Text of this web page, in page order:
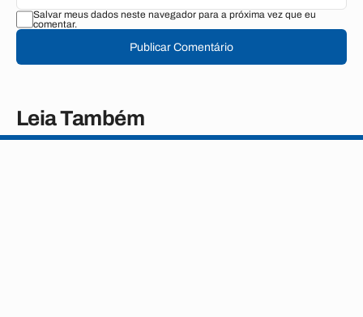
Salvar meus dados neste navegador para a próxima vez que eu
comentar.
Publicar Comentário
Leia Também